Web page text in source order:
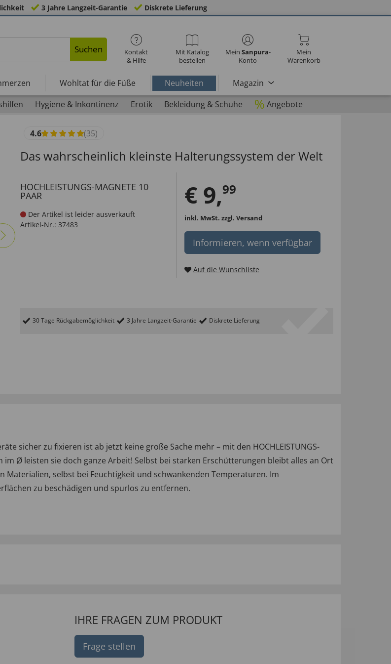
3 Jahre Langzeit-Garantie Diskrete Lieferung
Suchen
Kontakt
& Hilfe
Mit Katalog
bestellen
Mein Sanpura-
Konto
Mein
Warenkorb
Wohltat für die Füße Neuheiten
Magazin
Hygiene & Inkontinenz Erotik Bekleidung & Schuhe % Angebote
4.6 (35)
Das wahrscheinlich kleinste Halterungssystem der Welt
HOCHLEISTUNGS-MAGNETE 10
PAAR
Der Artikel ist leider ausverkauft
Artikel-Nr.: 37483
€ 9,99
inkl. MwSt. zzgl. Versand
Informieren, wenn verfügbar
Auf die Wunschliste
30 Tage Rückgabemöglichkeit 3 Jahre Langzeit-Garantie Diskrete Lieferung
sicher zu fixieren ist ab jetzt keine große Sache mehr – mit den HOCHLEISTUNGS-
im Ø leisten sie doch ganze Arbeit! Selbst bei starken Erschütterungen bleibt alles an Ort
Materialien, selbst bei Feuchtigkeit und schwankenden Temperaturen. Im
zu beschädigen und spurlos zu entfernen.
IHRE FRAGEN ZUM PRODUKT
Frage stellen